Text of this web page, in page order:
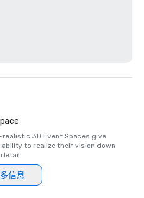
realistic 3D Event Spaces give
to realize their vision down
信息